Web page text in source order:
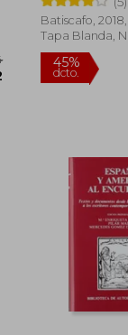
$ 46.94
Batiscafo,
Tapa Blanda,